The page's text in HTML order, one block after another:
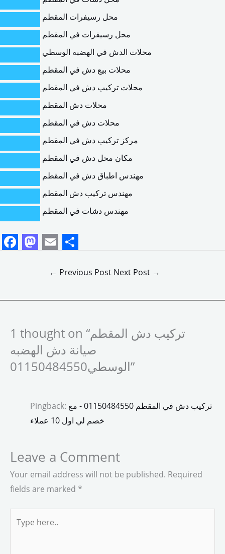
محل رسيفرات المقطم
محل رسيفرات في المقطم
محلات الدش في الهضبه الوسطي
محلات بيع دش في المقطم
محلات تركيب دش في المقطم
محلات دش المقطم
محلات دش في المقطم
مركز تركيب دش في المقطم
مكان محل دش في المقطم
مهندس اطباق دش في المقطم
مهندس تركيب دش المقطم
مهندس دشات في المقطم
F
e
o
o
M
t
d
o
n
E
m
i
S
h
r
← Previous Post Next Post →
1 thought on “تركيب دش المقطم
صيانة دش الهضبه
الوسطي01150484550”
Pingback: تركيب دش في المقطم 01150484550 - مع
خصم لي اول 10 عملاء
Leave a Comment
Your email address will not be published. Required
fields are marked *
here..